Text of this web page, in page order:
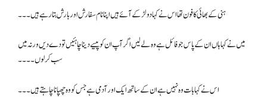
ہنی کے بھائی کا فون تھا اس نے کہا دو لڑکے آئے ہیں اپنا نام سفارش اور بارش بتا رہے ہیں۔۔۔
میں نے کہا ہاں ان کے پاس جو فائل ہے وہ لے لیں اگر آپ ان کو پیسے دینا چاہئیں تو دے دیں ورنہ میں
سب کر لوں ۔۔۔۔
اس نے کہا بات وہ نہیں ہے ان کے ساتھ ایک اور آدمی ہے جس کو وہ چھپانا چاہتے ہیں۔۔۔